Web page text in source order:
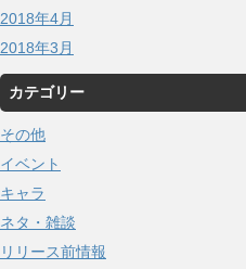
2018年4月
2018年3月
カテゴリー
その他
イベント
キャラ
ネタ・雑談
リリース前情報